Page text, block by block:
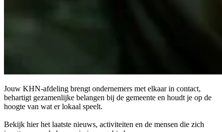
Jouw KHN-afdeling brengt ondernemers met elkaar in contact,
behartigt gezamenlijke belangen bij de gemeente en houdt je op de
hoogte van wat er lokaal speelt.
Bekijk hier het laatste nieuws, activiteiten en de mensen die zich